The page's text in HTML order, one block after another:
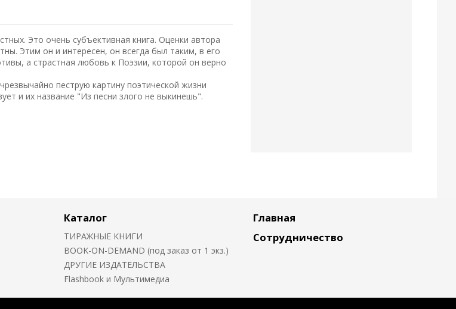
Это очень субъективная книга. Оценки автора
Этим он и интересен, он всегда был таким, в его
а страстная любовь к Поэзии, которой он верно
пеструю картину поэтической жизни
и их название "Из песни злого не выкинешь".
Каталог
ТИРАЖНЫЕ КНИГИ
BOOK-ON-DEMAND (под заказ от 1 экз.)
ДРУГИЕ ИЗДАТЕЛЬСТВА
Flashbook и Мультимедиа
Главная
Сотрудничество